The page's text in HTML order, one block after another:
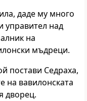
даде му много
управител над
на
мъдреци.
постави Седраха,
на вавилонската
дворец.